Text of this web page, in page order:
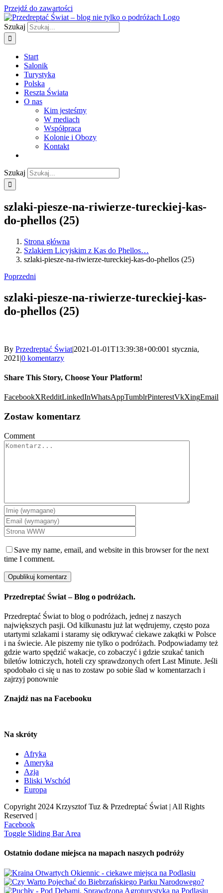
Przejdź do zawartości
Szukaj
Start
Salonik
Turystyka
Polska
Reszta Świata
O nas
Kim jesteśmy
W mediach
Współpraca
Kolonie i Obozy
Kontakt
Szukaj
szlaki-piesze-na-riwierze-tureckiej-kas-
do-phellos (25)
Strona główna
Szlakiem Licyjskim z Kas do Phellos…
szlaki-piesze-na-riwierze-tureckiej-kas-do-phellos (25)
Poprzedni
szlaki-piesze-na-riwierze-tureckiej-kas-
do-phellos (25)
By Przedreptać Świat|2021-01-01T13:39:38+00:001 stycznia,
2021 |0 komentarzy
Share This Story, Choose Your Platform!
FacebookXRedditLinkedInWhatsAppTumblrPinterestVkXingEmail
Zostaw komentarz
Comment
Save my name, email, and website in this browser for the next
time I comment.
Przedreptać Świat – Blog o podróżach.
Przedreptać Świat to blog o podróżach, jednej z naszych
największych pasji. Od kilkunastu już lat wędrujemy, często poza
utartymi szlakami i staramy się odkrywać ciekawe zakątki w Polsce
i na świecie. Ale piszemy nie tylko o podróżach. Podpowiadamy też
gdzie warto spędzić wakacje, co zobaczyć i gdzie szukać tanich
biletów lotniczych, hoteli czy sprawdzonych ofert Last Minute. Jeśli
spodobało ci się u nas to zostaw po sobie ślad w komentarzach i
zajrzyj ponownie
Znajdź nas na Facebooku
Na skróty
Afryka
Ameryka
Azja
Bliski Wschód
Europa
Copyright 2024 Krzysztof Tuz & Przedreptać Świat | All Rights
Reserved |
Facebook
Toggle Sliding Bar Area
Ostatnio dodane miejsca na mapach naszych podróży